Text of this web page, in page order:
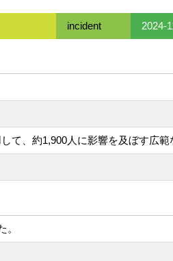
incident 2024-
、約1,900人に影響を及ぼす広範